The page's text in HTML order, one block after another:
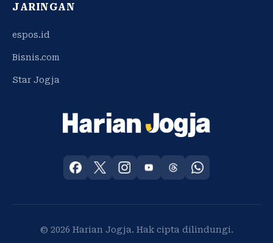
JARINGAN
espos.id
Bisnis.com
Star Jogja
© 2026 Harian Jogja. Hak cipta dilindungi.